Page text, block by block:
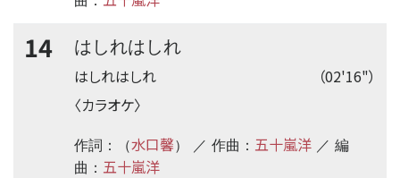
14
はしれはしれ
（02'16"）
はしれはしれ
〈カラオケ〉
作詞：（水口馨） ／ 作曲： 五十嵐洋 ／ 編
曲： 五十嵐洋